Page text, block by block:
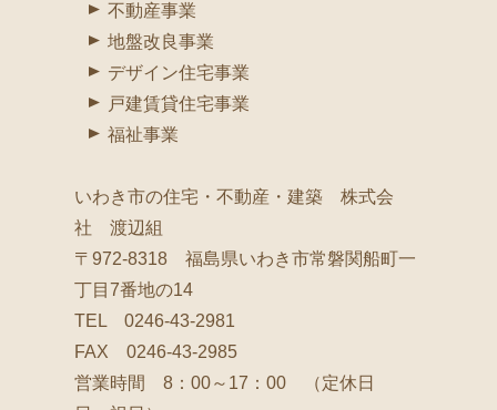
不動産事業
地盤改良事業
デザイン住宅事業
戸建賃貸住宅事業
福祉事業
いわき市の住宅・不動産・建築 株式会
社 渡辺組
〒972-8318 福島県いわき市常磐関船町一
丁目7番地の14
TEL 0246-43-2981
FAX 0246-43-2985
営業時間 8：00～17：00 （定休日